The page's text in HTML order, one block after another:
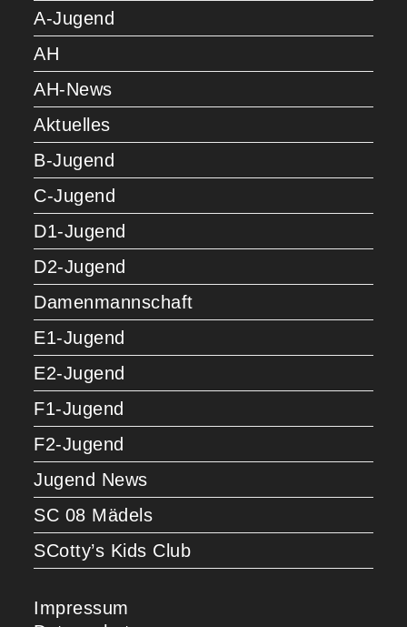
A-Jugend
AH
AH-News
Aktuelles
B-Jugend
C-Jugend
D1-Jugend
D2-Jugend
Damenmannschaft
E1-Jugend
E2-Jugend
F1-Jugend
F2-Jugend
Jugend News
SC 08 Mädels
SCotty’s Kids Club
Impressum